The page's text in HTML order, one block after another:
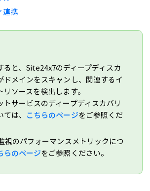
連携
ると、Site24x7のディープディスカ
ドメインをスキャンし、関連するイ
ソースを検出します。
トサービスのディープディスカバリ
は、 こちらのページをご参照くだ
視のパフォーマンスメトリックにつ
らのページをご参照ください。